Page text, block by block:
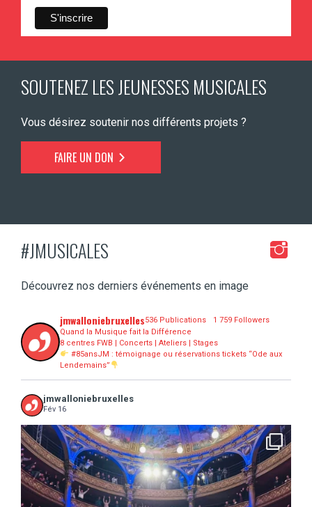
SOUTENEZ LES JEUNESSES MUSICALES
Vous désirez soutenir nos différents projets ?
FAIRE UN DON
#JMUSICALES
Découvrez nos derniers événements en image
jmwalloniebruxelles536 Publications
1 759 Followers
Quand la Musique fait la Différence
8 centres FWB | Concerts | Ateliers | Stages
#85ansJM : témoignage ou réservations tickets “Ode aux
Lendemains”
jmwalloniebruxelles
Fév 16